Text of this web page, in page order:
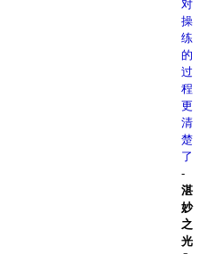
对
操
练
的
过
程
更
清
楚
了
-
湛
妙
之
光